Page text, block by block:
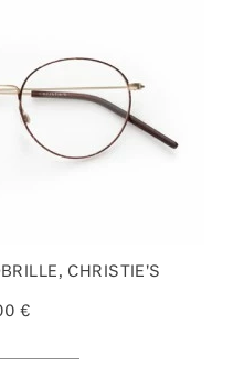
CHRISTIE'S
€